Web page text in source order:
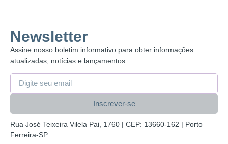
Newsletter
Assine nosso boletim informativo para obter informações
atualizadas, notícias e lançamentos.
Inscrever-se
Rua José Teixeira Vilela Pai, 1760 | CEP: 13660-162 | Porto
Ferreira-SP